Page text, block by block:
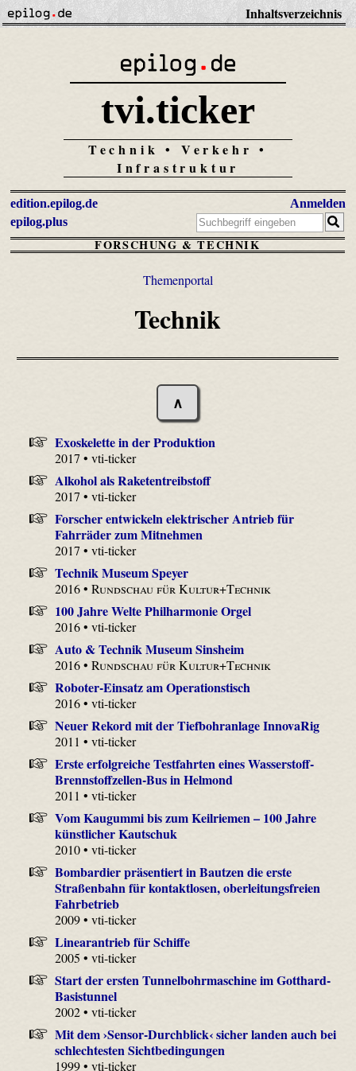
Inhaltsverzeichnis
tvi.ticker
Technik • Verkehr •
Infrastruktur
edition.epilog.de
epilog.plus
Anmelden
FORSCHUNG & TECHNIK
Themenportal
Technik
∧
Exoskelette in der Produktion
2017 • vti-ticker
Alkohol als Raketentreibstoff
2017 • vti-ticker
Forscher entwickeln elektrischer Antrieb für
Fahrräder zum Mitnehmen
2017 • vti-ticker
Technik Museum Speyer
2016 •Rundschau für Kultur+Technik
100 Jahre Welte Philharmonie Orgel
2016 • vti-ticker
Auto & Technik Museum Sinsheim
2016 •Rundschau für Kultur+Technik
Roboter-Einsatz am Operationstisch
2016 • vti-ticker
Neuer Rekord mit der Tiefbohranlage InnovaRig
2011 • vti-ticker
Erste erfolgreiche Testfahrten eines Wasserstoff-
Brennstoffzellen-Bus in Helmond
2011 • vti-ticker
Vom Kaugummi bis zum Keilriemen – 100 Jahre
künstlicher Kautschuk
2010 • vti-ticker
Bombardier präsentiert in Bautzen die erste
Straßenbahn für kontaktlosen, oberleitungsfreien
Fahrbetrieb
2009 • vti-ticker
Linearantrieb für Schiffe
2005 • vti-ticker
Start der ersten Tunnelbohrmaschine im Gotthard-
Basistunnel
2002 • vti-ticker
Mit dem ›Sensor-Durchblick‹ sicher landen auch bei
schlechtesten Sichtbedingungen
1999 • vti-ticker